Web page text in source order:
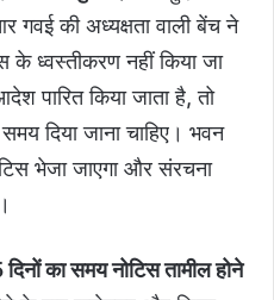
गवई की अध्यक्षता वाली बेंच ने
के ध्वस्तीकरण नहीं किया जा
पारित किया जाता है, तो
दिया जाना चाहिए। भवन
भेजा जाएगा और संरचना
का समय नोटिस तामील होने